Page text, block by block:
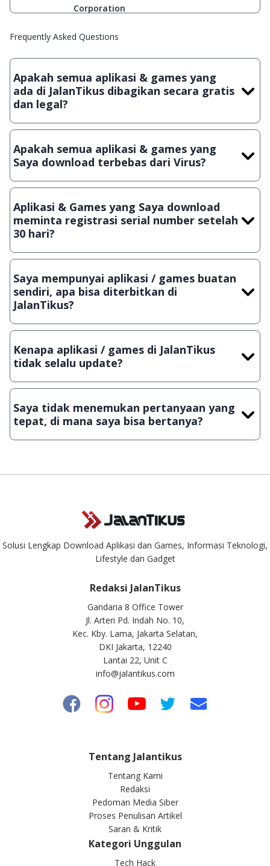
Corporation
Frequently Asked Questions
Apakah semua aplikasi & games yang
ada di JalanTikus dibagikan secara gratis
dan legal?
Ya, JalanTikus hanya membagikan aplikasi & games yang
crack, patch atau semacamnya.
Apakah semua aplikasi & games yang
Saya download terbebas dari Virus?
Ya, JalanTikus selalu melakukan scanning dengan 3 jenis
suatu aplikasi atau games, sehingga bisa dijamin 100%
terbebas dari virus.
Aplikasi & Games yang Saya download
meminta registrasi serial number setelah
30 hari?
Meskipun dibagikan secara gratis, namun ada beberapa
hanya bisa digunakan dalam jangka waktu tertentu dan jika
ingin lanjut menggunakannya kamu harus membeli lisensi
aslinya.
Saya mempunyai aplikasi / games buatan
sendiri, apa bisa diterbitkan di
JalanTikus?
Tentu saja bisa. Silahkan kirim email keinfo@jalantikus.com
Lampiran File instalasi / (APK) jika Android
Kenapa aplikasi / games di JalanTikus
tidak selalu update?
Demi menjaga kualitas aplikasi dan games yang ada di
download secara manual, sehingga kuota sebesar ribuan
aplikasi & games tidak dapat tercapai dalam waktu yang
singkat.
Saya tidak menemukan pertanyaan yang
tepat, di mana saya bisa bertanya?
Kami dengan senang hati menjawab setiap pertanyaan yang
Solusi Lengkap Download Aplikasi dan Games, Informasi Teknologi,
Lifestyle dan Gadget
Redaksi JalanTikus
Gandaria 8 Office Tower
Jl. Arteri Pd. Indah No. 10,
Kec. Kby. Lama, Jakarta Selatan,
DKI Jakarta, 12240
Lantai 22, Unit C
info@jalantikus.com
Tentang Jalantikus
Tentang Kami
Redaksi
Pedoman Media Siber
Proses Penulisan Artikel
Saran & Kritik
Kategori Unggulan
Tech Hack